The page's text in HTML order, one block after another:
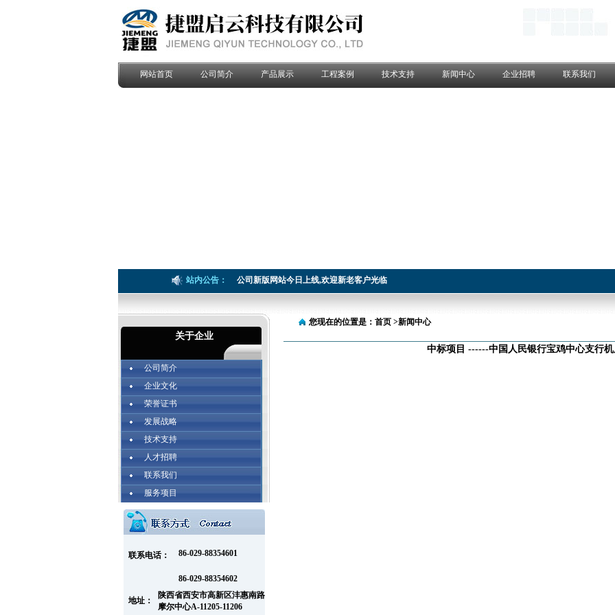
网站首页 公司简介 产品展示 工程案例 技术支持 新闻中心 企业招聘 联系我们
站内公告： 公司新版网站今日上线,欢迎新老客户光临
关于企业
公司简介
企业文化
荣誉证书
发展战略
技术支持
人才招聘
联系我们
服务项目
联系电话： 86-029-88354601
86-029-88354602
地址：
陕西省西安市高新区沣惠南路
摩尔中心A-11205-11206
您现在的位置是：首页 >新闻中心
中标项目 ------中国人民银行宝鸡中心支行机